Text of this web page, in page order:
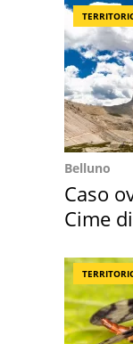
Belluno
Caso
Cime